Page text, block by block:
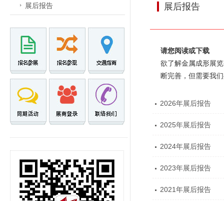
展后报告 展后报告
请您阅读或下载
欲了解金属成形展
断完善，但需要我
2026年展后报告
2025年展后报告
2024年展后报告
2023年展后报告
2021年展后报告